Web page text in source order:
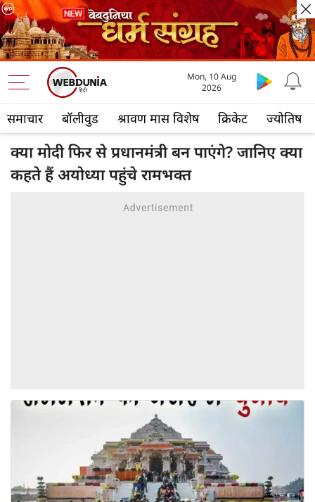
समाचार बॉलीवुड श्रावण मास विशेष क्रिकेट ज्योतिष
Mon, 10 Aug
2026
क्या मोदी फिर से प्रधानमंत्री बन पाएंगे? जानिए क्या
कहते हैं अयोध्या पहुंचे रामभक्त